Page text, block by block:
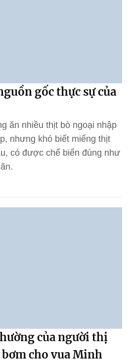
gốc thực sự của
ăn nhiều thịt bò ngoại nhập
nhưng khó biết miếng thịt
có được chế biến đúng như
của người thị
bơm cho vua Minh